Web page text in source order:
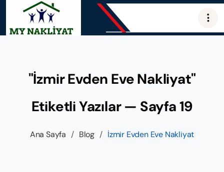
"İzmir Evden Eve Nakliyat"
Etiketli Yazılar — Sayfa 19
Ana Sayfa / Blog / İzmir Evden Eve Nakliyat